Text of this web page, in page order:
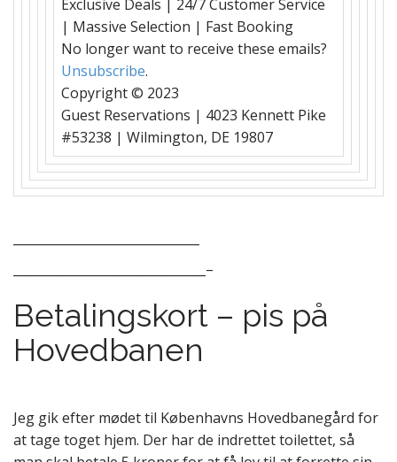
Exclusive Deals | 24/7 Customer Service
| Massive Selection | Fast Booking
No longer want to receive these emails?
Unsubscribe.
Copyright © 2023
Guest Reservations | 4023 Kennett Pike
#53238 | Wilmington, DE 19807
_______________________________–
Betalingskort – pis på
Hovedbanen
Jeg gik efter mødet til Københavns Hovedbanegård for
at tage toget hjem. Der har de indrettet toilettet, så